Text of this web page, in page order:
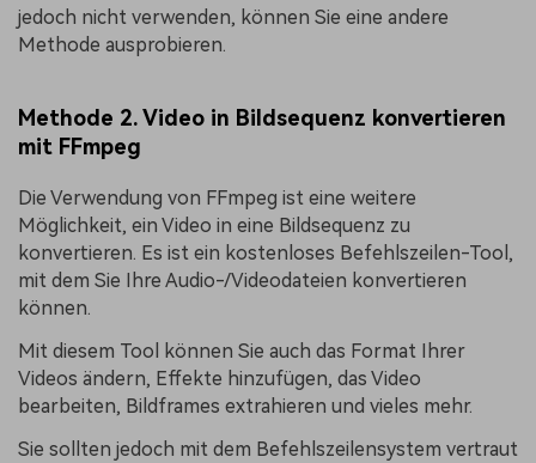
jedoch nicht verwenden, können Sie eine andere
Methode ausprobieren.
Methode 2. Video in Bildsequenz konvertieren
mit FFmpeg
Die Verwendung von FFmpeg ist eine weitere
Möglichkeit, ein Video in eine Bildsequenz zu
konvertieren. Es ist ein kostenloses Befehlszeilen-Tool,
mit dem Sie Ihre Audio-/Videodateien konvertieren
können.
Mit diesem Tool können Sie auch das Format Ihrer
Videos ändern, Effekte hinzufügen, das Video
bearbeiten, Bildframes extrahieren und vieles mehr.
Sie sollten jedoch mit dem Befehlszeilensystem vertraut